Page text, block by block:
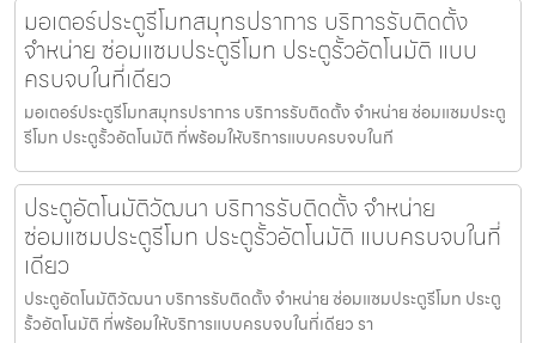
มอเตอร์ประตูรีโมทสมุทรปราการ บริการรับติดตั้ง
จำหน่าย ซ่อมแซมประตูรีโมท ประตูรั้วอัตโนมัติ แบบ
ครบจบในที่เดียว
มอเตอร์ประตูรีโมทสมุทรปราการ บริการรับติดตั้ง จำหน่าย ซ่อมแซมประตู
รีโมท ประตูรั้วอัตโนมัติ ที่พร้อมให้บริการแบบครบจบในที
ประตูอัตโนมัติวัฒนา บริการรับติดตั้ง จำหน่าย
ซ่อมแซมประตูรีโมท ประตูรั้วอัตโนมัติ แบบครบจบในที่
เดียว
ประตูอัตโนมัติวัฒนา บริการรับติดตั้ง จำหน่าย ซ่อมแซมประตูรีโมท ประตู
รั้วอัตโนมัติ ที่พร้อมให้บริการแบบครบจบในที่เดียว รา